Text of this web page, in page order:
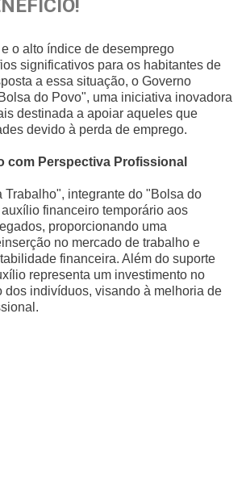
o alto índice de desemprego
significativos para os habitantes de
a essa situação, o Governo
do Povo", uma iniciativa inovadora
destinada a apoiar aqueles que
devido à perda de emprego.
com Perspectiva Profissional
Trabalho", integrante do "Bolsa do
financeiro temporário aos
proporcionando uma
no mercado de trabalho e
financeira. Além do suporte
representa um investimento no
dos indivíduos, visando à melhoria de